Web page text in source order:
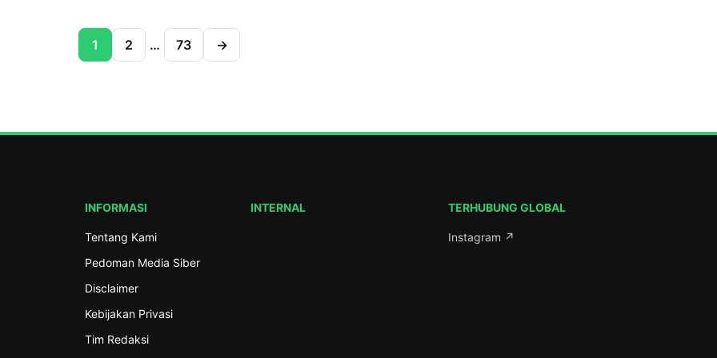
(19/7/2026) di Pondok Pesantren Al-Hasani, Komplek
SMK Ma’arif NU 01 Limpung, Kabupaten Batang.
program Sambang Pesantren RMI PWNU Jawa […]
1 2 … 73 →
INFORMASI
Tentang Kami
Pedoman Media Siber
Disclaimer
Kebijakan Privasi
Tim Redaksi
INTERNAL TERHUBUNG GLOBAL
Instagram ↗